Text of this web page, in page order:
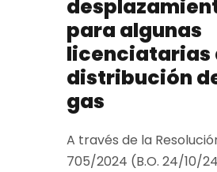
para algunas
licenciatarias
distribución
gas
A través de la
705/2024 (B.O. 24/10/